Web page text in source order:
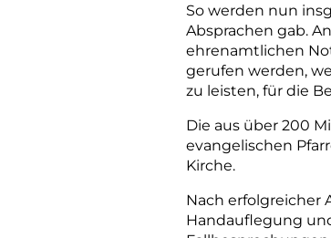
So werden nun
Absprachen gab.
ehrenamtlichen
gerufen werden,
zu leisten, für die
Die aus über 200
evangelischen
Kirche.
Nach erfolg­reicher
Handauflegung